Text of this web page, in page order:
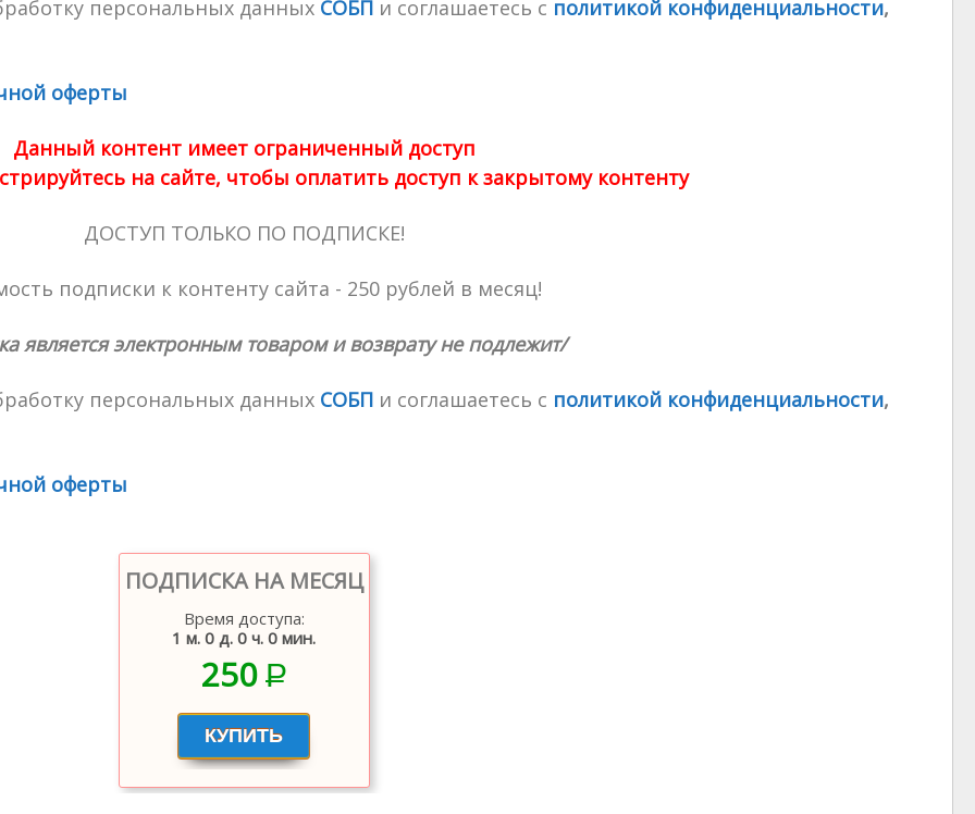
персональных данных СОБП и соглашаетесь с политикой конфиденциальности,
оферты
Данный контент имеет ограниченный доступ
на сайте, чтобы оплатить доступ к закрытому контенту
ДОСТУП ТОЛЬКО ПО ПОДПИСКЕ!
подписки к контенту сайта - 250 рублей в месяц!
является электронным товаром и возврату не подлежит/
персональных данных СОБП и соглашаетесь с политикой конфиденциальности,
оферты
ПОДПИСКА НА МЕСЯЦ
Время доступа:
1 м. 0 д. 0 ч. 0 мин.
250 P
–